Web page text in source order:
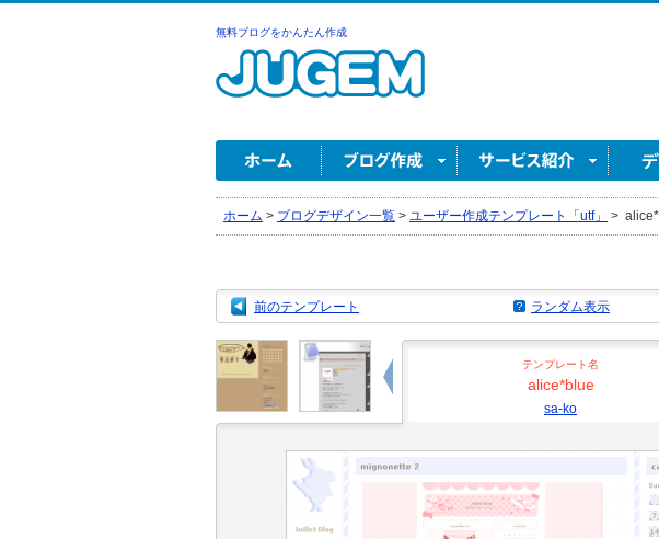
無料ブログをかんたん作成
ホーム > ブログデザイン一覧 > ユーザー作成テンプレート「utf」 >
前のテンプレート ランダム表示
テンプレート名
alice*blue
sa-ko